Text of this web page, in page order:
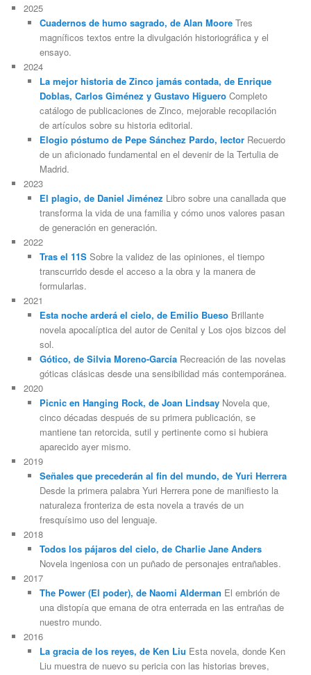
2025
Cuadernos de humo sagrado, de Alan MooreTres
magníficos textos entre la divulgación historiográfica y el
ensayo.
2024
La mejor historia de Zinco jamás contada, de Enrique
Doblas, Carlos Giménez y Gustavo HigueroCompleto
catálogo de publicaciones de Zinco, mejorable recopilación
de artículos sobre su historia editorial.
Elogio póstumo de Pepe Sánchez Pardo, lectorRecuerdo
de un aficionado fundamental en el devenir de la Tertulia de
Madrid.
2023
El plagio, de Daniel Jiménez Libro sobre una canallada que
transforma la vida de una familia y cómo unos valores pasan
de generación en generación.
2022
Tras el 11SSobre la validez de las opiniones, el tiempo
transcurrido desde el acceso a la obra y la manera de
formularlas.
2021
Esta noche arderá el cielo, de Emilio BuesoBrillante
novela apocalíptica del autor de Cenital y Los ojos bizcos del
sol.
Gótico, de Silvia Moreno-GarcíaRecreación de las novelas
góticas clásicas desde una sensibilidad más contemporánea.
2020
Picnic en Hanging Rock, de Joan LindsayNovela que,
cinco décadas después de su primera publicación, se
mantiene tan retorcida, sutil y pertinente como si hubiera
aparecido ayer mismo.
2019
Señales que precederán al fin del mundo, de Yuri Herrera
Desde la primera palabra Yuri Herrera pone de manifiesto la
naturaleza fronteriza de esta novela a través de un
fresquísimo uso del lenguaje.
2018
Todos los pájaros del cielo, de Charlie Jane Anders
Novela ingeniosa con un puñado de personajes entrañables.
2017
The Power (El poder), de Naomi Alderman El embrión de
una distopía que emana de otra enterrada en las entrañas de
nuestro mundo.
2016
La gracia de los reyes, de Ken Liu Esta novela, donde Ken
Liu muestra de nuevo su pericia con las historias breves,